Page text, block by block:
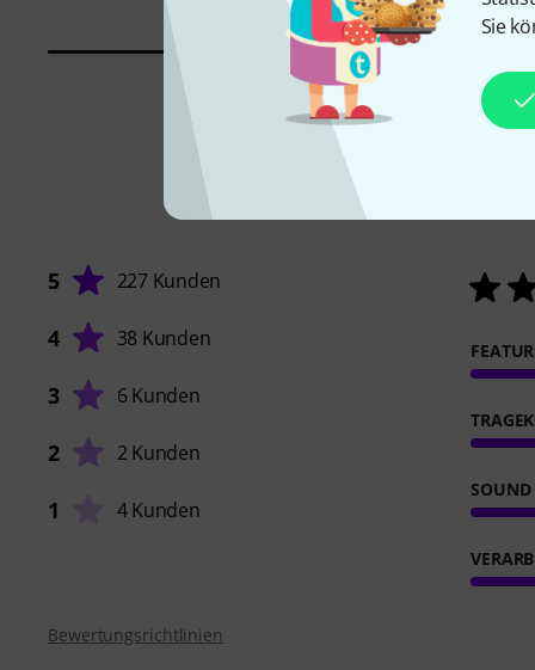
Sie
5 227 Kunden
4 38 Kunden
3 6 Kunden
2 2 Kunden
1 4 Kunden
SOUND
Bewertungsrichtlinien